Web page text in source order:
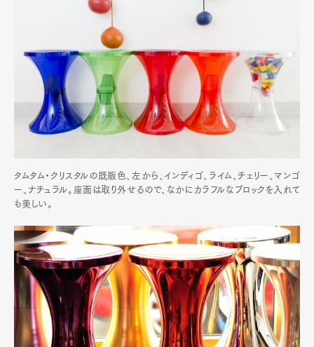
タムタム・クリスタルの既販色、左から、インディゴ、ライム、チェリー、マンゴ
ー、ナチュラル。座面は取り外せるので、なかにカラフルなブロックを入れて
も美しい。